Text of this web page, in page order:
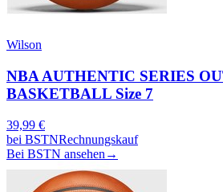
Wilson
NBA AUTHENTIC SERIES
BASKETBALL Size 7
39,99 €
bei BSTNRechnungskauf
Bei BSTN ansehen →